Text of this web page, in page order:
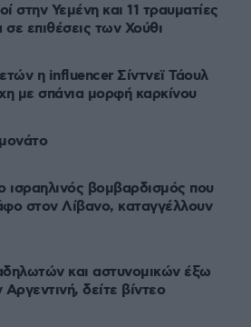
στην Υεμένη και 11 τραυματίες
επιθέσεις των Χούθι
η influencer Σίντνεϊ Τάουλ
με σπάνια μορφή καρκίνου
ισραηλινός βομβαρδισμός που
στον Λίβανο, καταγγέλλουν
και αστυνομικών έξω
δείτε βίντεο